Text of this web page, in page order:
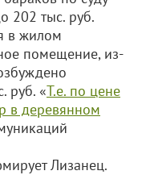
202 тыс. руб.
в жилом
помещение, из-
руб. «Т.е. по цене
в деревянном
Лизанец.